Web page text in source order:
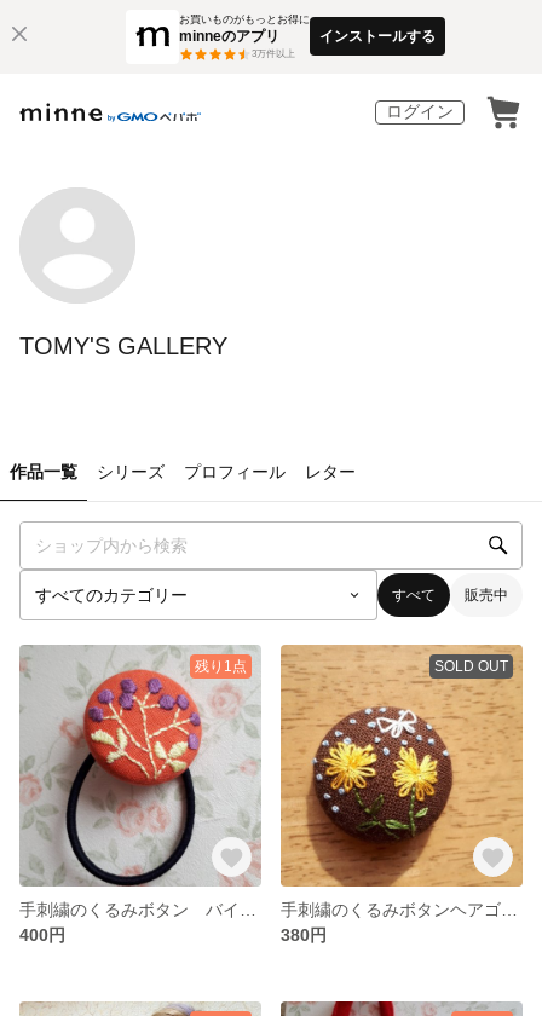
お買いものがもっとお得に
minneのアプリ
3万件以上
インストールする
ログイン
TOMY'S GALLERY
作品一覧 シリーズ プロフィール レター
すべて 販売中
残り1点
400円
SOLD OUT
380円